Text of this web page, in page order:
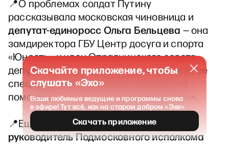
📍О проблемах солдат Путину
рассказывала московская чиновница и
депутат-единороссОльга Бельцева — она
замдиректора ГБУ Центр досуга и спорта
«Юность» и член Отраднинского совета
депутатов. Как сказано на ее странице, ее
специалитет — «оказание социальной
помощи льготным категориям граждан».
📍Еще одна собеседница президента —
руководитель Подмосковного исполкома
Скачайте приложение, чтобы
слушать «Эхо»
Ваши любимые ведущие и программы снова
в эфире! Тут всё, как на старом добром «Эхе»
Скачать приложение